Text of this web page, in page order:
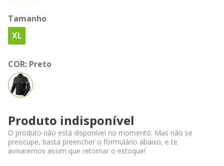
Tamanho
XL
COR: Preto
Produto indisponível
O produto não está disponível no momento. Mas não se
preocupe, basta preencher o formulário abaixo, e te
avisaremos assim que retornar o estoque!